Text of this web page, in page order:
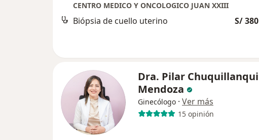
CENTRO MEDICO Y ONCOLOGICO JUAN XXIII
Biópsia de cuello uterino S/ 380
Dra. Pilar Chuquillanqui
Mendoza
Ginecólogo · Ver más
15 opinión